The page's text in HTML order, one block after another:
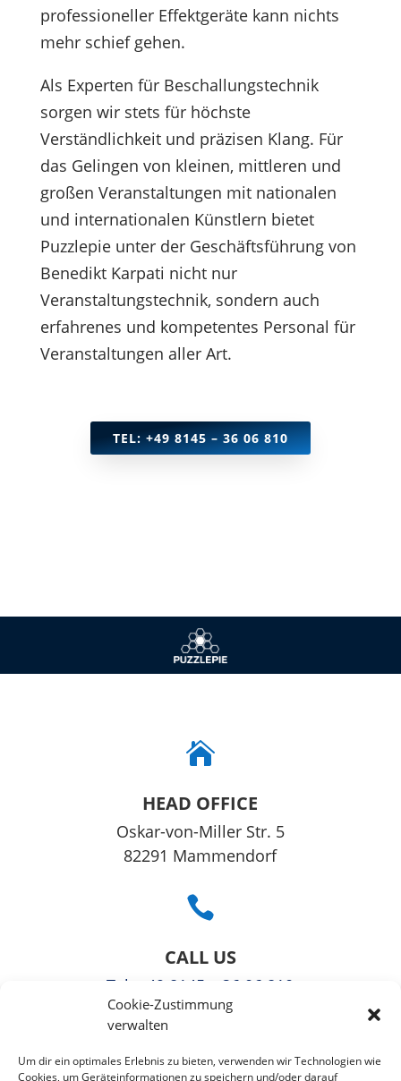
Cookie-Zustimmung
verwalten
Um dir ein optimales Erlebnis zu bieten, verwenden wir Technologien wie
Cookies, um Geräteinformationen zu speichern und/oder darauf
professioneller Effektgeräte kann nichts
mehr schief gehen.
Als Experten für Beschallungstechnik
sorgen wir stets für höchste
Verständlichkeit und präzisen Klang. Für
das Gelingen von kleinen, mittleren und
großen Veranstaltungen mit nationalen
und internationalen Künstlern bietet
Puzzlepie unter der Geschäftsführung von
Benedikt Karpati nicht nur
Veranstaltungstechnik, sondern auch
erfahrenes und kompetentes Personal für
Veranstaltungen aller Art.
TEL: +49 8145 – 36 06 810

HEAD OFFICE
Oskar-von-Mil­ler Str. 5
82291 Mam­men­dorf

CALL US
Tel
: +49 8145 – 36 06 810
Fax: +49 3221108991363
